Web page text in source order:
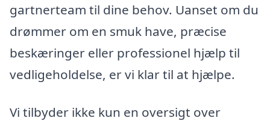
gartnerteam til dine behov. Uanset om du
drømmer om en smuk have, præcise
beskæringer eller professionel hjælp til
vedligeholdelse, er vi klar til at hjælpe.
Vi tilbyder ikke kun en oversigt over